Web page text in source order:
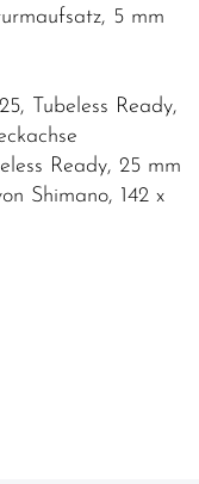
5 mm
Tubeless Ready,
Ready, 25 mm
Shimano, 142 x